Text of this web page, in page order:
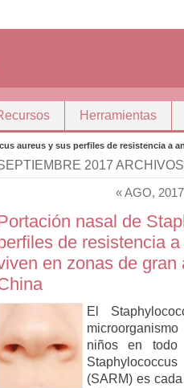
Herramientas
aureus y sus perfiles de resistencia a
2017 ARCHIVOS
« AGO, 2017
nasal de
de resistencia
en zonas de
El
niños en
(SARM) es